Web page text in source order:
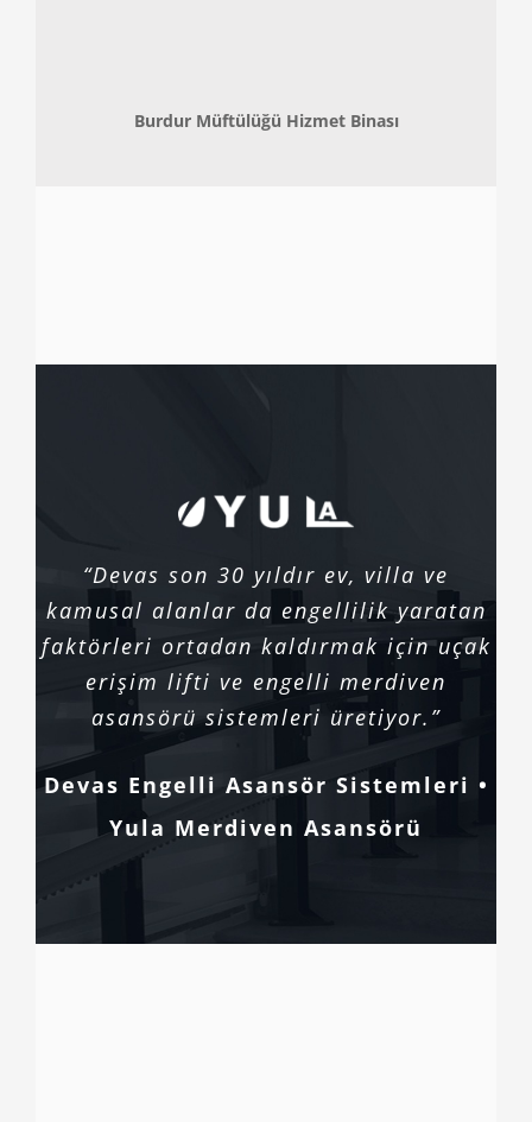
Burdur Müftülüğü Hizmet Binası
“Devas son 30 yıldır ev, villa ve
kamusal alanlar da engellilik yaratan
faktörleri ortadan kaldırmak için uçak
erişim lifti ve engelli merdiven
asansörü sistemleri üretiyor.”
Devas Engelli Asansör Sistemleri •
Yula Merdiven Asansörü